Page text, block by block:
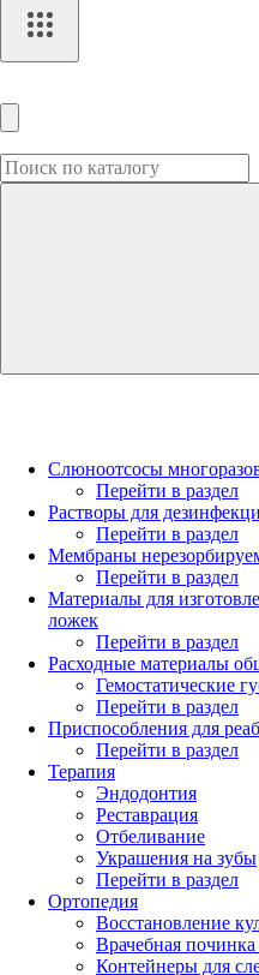
Слюноотсосы
Перейти в раздел
Растворы для
Перейти в раздел
Мембраны
Перейти в раздел
Материалы для
ложек
Перейти в раздел
Расходные материалы
Гемостатические
Перейти в раздел
Приспособления для
Перейти в раздел
Терапия
Эндодонтия
Реставрация
Отбеливание
Украшения на зубы
Перейти в раздел
Ортопедия
Восстановление
Врачебная
Контейнеры для